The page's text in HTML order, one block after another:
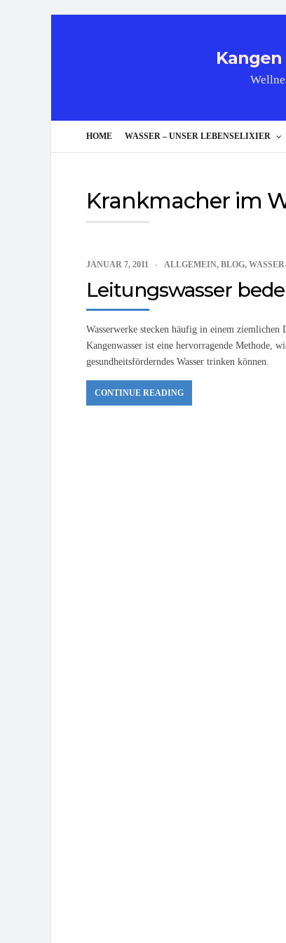
Kangen
HOME WASSER – UNSER LEBENSELIXIER
Krankmacher im
JANUAR 7, 2011 ALLGEMEIN, BLOG,
Leitungswasser
Wasserwerke stecken häufig in einem
Kangenwasser ist eine hervorragende Methode,
gesundheitsförderndes Wasser trinken können.
CONTINUE READING